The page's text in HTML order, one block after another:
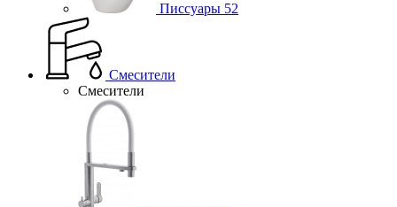
Писсуары 52
Смесители
Смесители